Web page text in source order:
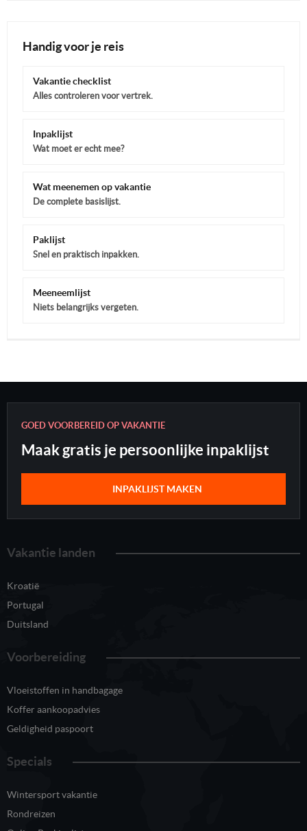
Handig voor je reis
Vakantie checklist
Alles controleren voor vertrek.
Inpaklijst
Wat moet er echt mee?
Wat meenemen op vakantie
De complete basislijst.
Paklijst
Snel en praktisch inpakken.
Meeneemlijst
Niets belangrijks vergeten.
GOED VOORBEREID OP VAKANTIE
Maak gratis je persoonlijke inpaklijst
INPAKLIJST MAKEN
Vakantie landen
Kroatië
Portugal
Duitsland
Voorbereiding
Vloeistoffen in handbagage
Koffer aankoopadvies
Geldigheid paspoort
Specials
Wintersport vakantie
Rondreizen